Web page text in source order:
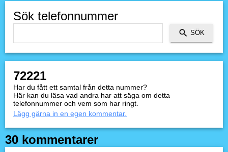
Sök telefonnummer
72221
Har du fått ett samtal från detta nummer?
Här kan du läsa vad andra har att säga om detta
telefonnummer och vem som har ringt.
Lägg gärna in en egen kommentar.
30 kommentarer